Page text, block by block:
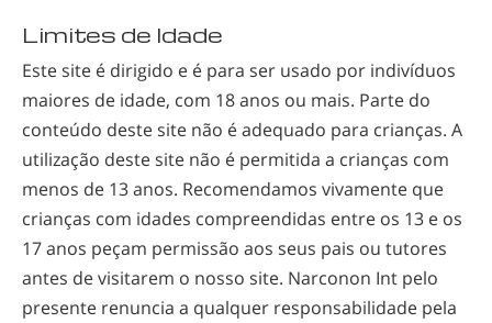
Limites de Idade
Este site é dirigido e é para ser usado por indivíduos
maiores de idade, com 18 anos ou mais. Parte do
conteúdo deste site não é adequado para crianças. A
utilização deste site não é permitida a crianças com
menos de 13 anos. Recomendamos vivamente que
crianças com idades compreendidas entre os 13 e os
17 anos peçam permissão aos seus pais ou tutores
antes de visitarem o nosso site. Narconon Int pelo
presente renuncia a qualquer responsabilidade pela